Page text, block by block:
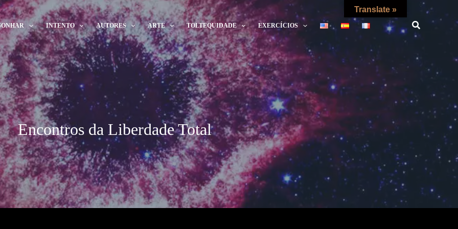
INTENTO AUTORES ARTE TOLTEQUIDADE EXERCÍCIOS
Encontros da Liberdade Total
Translate »